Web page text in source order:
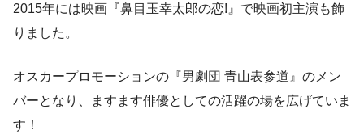
2015年には映画『鼻目玉幸太郎の恋!』で映画初主演も飾
りました。
オスカープロモーションの『男劇団 青山表参道』のメン
バーとなり、ますます俳優としての活躍の場を広げていま
す！